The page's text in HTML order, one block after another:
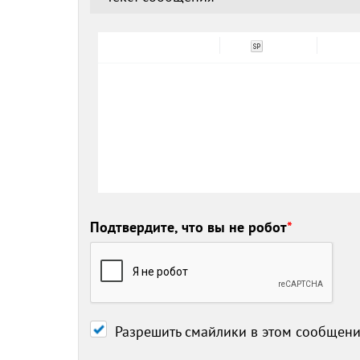
Подтвердите, что вы не робот*
Разрешить смайлики в этом